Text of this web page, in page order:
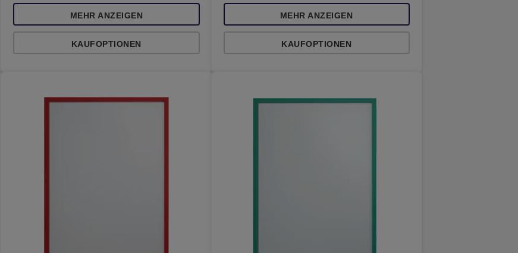
MEHR ANZEIGEN
KAUFOPTIONEN
MEHR ANZEIGEN
KAUFOPTIONEN